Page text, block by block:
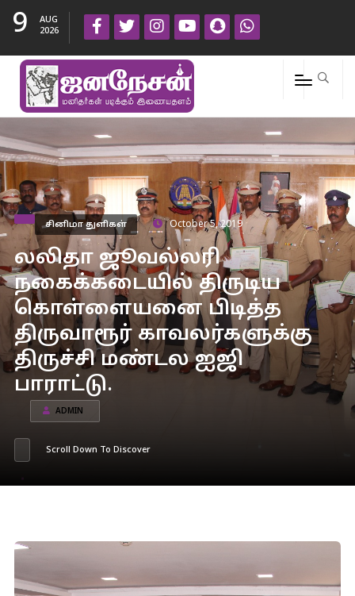
9
AUG
2026
சினிமா துளிகள் October 5, 2019
லலிதா ஜூவல்லரி
நகைக்கடையில் திருடிய
கொள்ளையனை பிடித்த
திருவாரூர் காவலர்களுக்கு
திருச்சி மண்டல ஐஜி
பாராட்டு.
ADMIN
Scroll Down To Discover